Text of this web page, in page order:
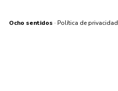
Ocho sentidos · Política de privacidad